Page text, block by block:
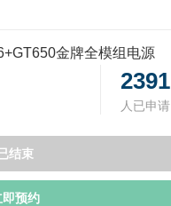
金牌全模组电源
2391
人已申请
结束
即预约